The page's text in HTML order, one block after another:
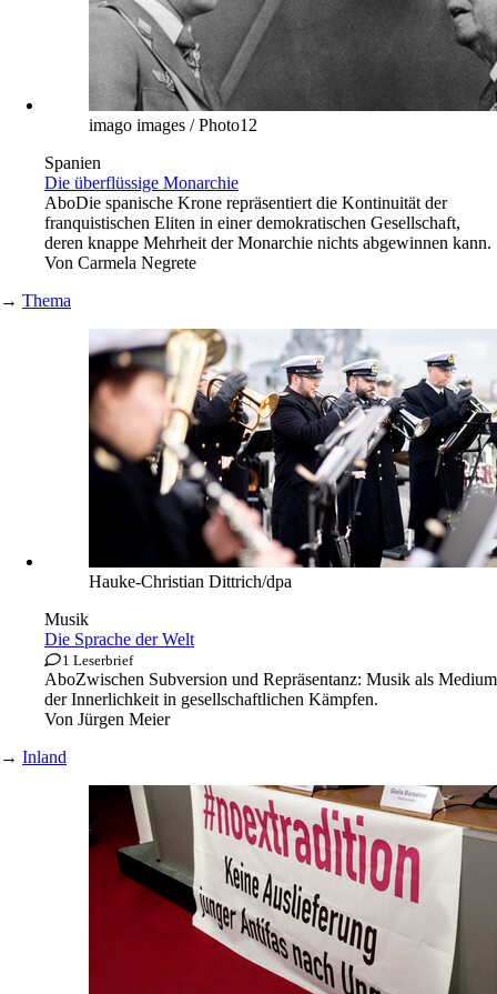
imago images / Photo12
Spanien
Die überflüssige Monarchie
AboDie spanische Krone repräsentiert die Kontinuität der
franquistischen Eliten in einer demokratischen Gesellschaft,
deren knappe Mehrheit der Monarchie nichts abgewinnen kann.
Von Carmela Negrete
→ Thema
Hauke-Christian Dittrich/dpa
Musik
Die Sprache der Welt
1 Leserbrief
AboZwischen Subversion und Repräsentanz: Musik als Medium
der Innerlichkeit in gesellschaftlichen Kämpfen.
Von Jürgen Meier
→ Inland